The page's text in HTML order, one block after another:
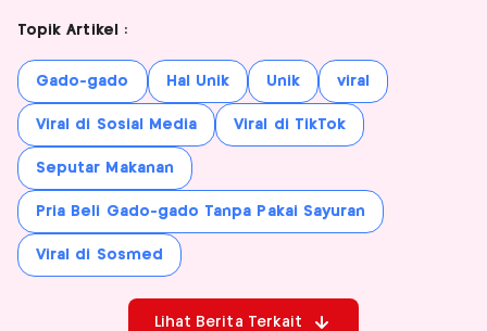
Topik Artikel :
Gado-gado Hal Unik Unik viral
Viral di Sosial Media Viral di TikTok
Seputar Makanan
Pria Beli Gado-gado Tanpa Pakai Sayuran
Viral di Sosmed
Lihat Berita Terkait